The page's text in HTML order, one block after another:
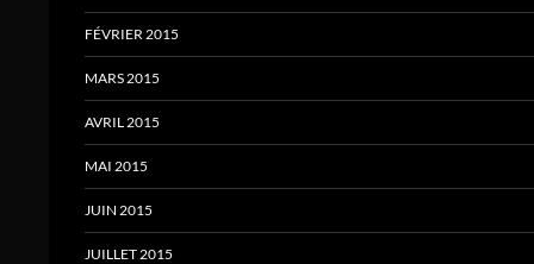
FÉVRIER 2015
MARS 2015
AVRIL 2015
MAI 2015
JUIN 2015
JUILLET 2015